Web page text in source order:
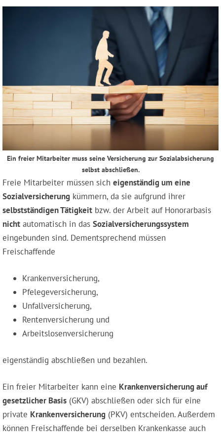
Ein freier Mitarbeiter muss seine Versicherung zur Sozialabsicherung
selbst abschließen.
Freie Mitarbeiter müssen sich eigenständig um eine
Sozialversicherung kümmern, da sie aufgrund ihrer
selbstständigen Tätigkeit bzw. der Arbeit auf Honorarbasis
nicht automatisch in das Sozialversicherungssystem
eingebunden sind. Dementsprechend müssen
Freischaffende
Krankenversicherung,
Pfelegeversicherung,
Unfallversicherung,
Rentenversicherung und
Arbeitslosenversicherung
eigenständig abschließen und bezahlen.
Ein freier Mitarbeiter kann eine Krankenversicherung auf
gesetzlicher Basis (GKV) abschließen oder sich für eine
private Krankenversicherung (PKV) entscheiden. Außerdem
können Freischaffende bei derselben Krankenkasse auch